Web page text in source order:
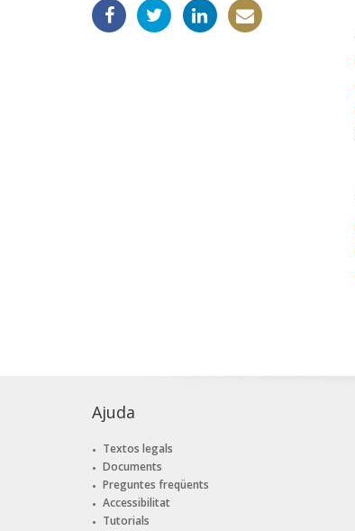
Ajuda
Textos legals
Documents
Preguntes freqüents
Accessibilitat
Tutorials